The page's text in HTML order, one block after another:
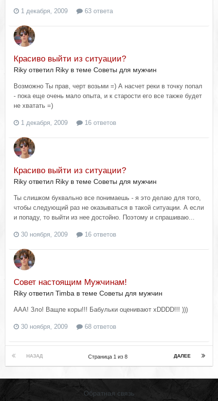
1 декабря, 2009 63 ответа
Красиво выйти из ситуации?
Riky ответил Riky в теме Советы для мужчин
Возможно Ты прав, черт возьми =) А насчет реки в точку попал
- пока еще очень мало опыта, и к старости его все также будет
не хватать =)
1 декабря, 2009 16 ответов
Красиво выйти из ситуации?
Riky ответил Riky в теме Советы для мужчин
Ты слишком буквально все понимаешь - я это делаю для того,
чтобы следующий раз не оказываться в такой ситуации. А если
и попаду, то выйти из нее достойно. Поэтому и спрашиваю...
30 ноября, 2009 16 ответов
Совет настоящим Мужчинам!
Riky ответил Timba в теме Советы для мужчин
ААА! Зло! Ващпе коры!!! Бабульки оценивают xDDDD!!! )))
30 ноября, 2009 68 ответов
НАЗАД ДАЛЕЕ
Страница 1 из 8
Обратная связь